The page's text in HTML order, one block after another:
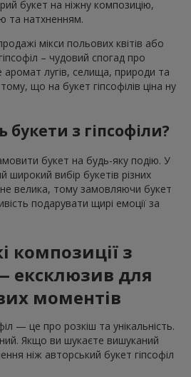
букет на ніжну композицію,
та натхненням.
мікси польових квітів або
– чудовий спогад про
аромат лугів, селища, природи та
що на букет гіпсофілів ціна ну
з гіпсофіли?
букет на будь-яку подію. У
широкий вибір букетів різних
не велика, тому замовляючи букет
подарувати щирі емоції за
композиції з
ексклюзив для
моментів
— це про розкіш та унікальність.
Якщо ви шукаєте вишуканий
ніж авторський букет гіпсофіл